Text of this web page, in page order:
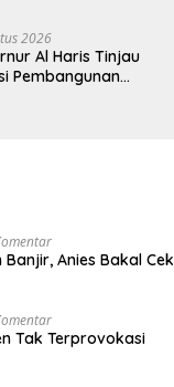
Al Haris: “Kalau
anakku bisa jaga
masa depan
2026
Al Haris Tinjau
Pembangunan
Anies Bakal Cek
Tak Terprovokasi